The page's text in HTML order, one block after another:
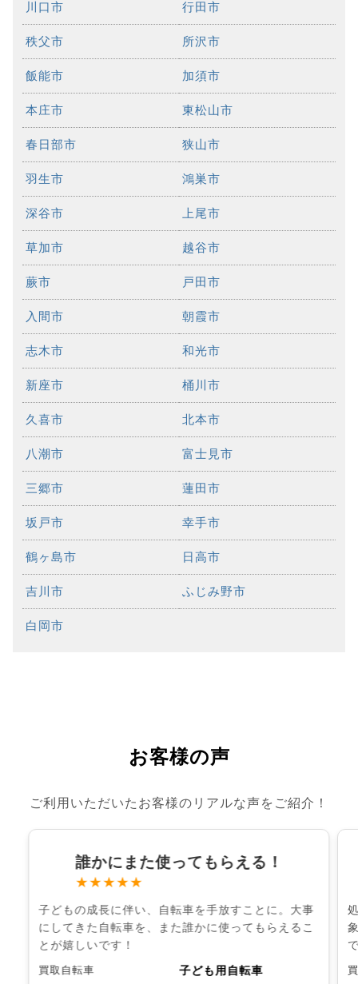
川口市 行田市
秩父市 所沢市
飯能市 加須市
本庄市 東松山市
春日部市 狭山市
羽生市 鴻巣市
深谷市 上尾市
草加市 越谷市
蕨市 戸田市
入間市 朝霞市
志木市 和光市
新座市 桶川市
久喜市 北本市
八潮市 富士見市
三郷市 蓮田市
坂戸市 幸手市
鶴ヶ島市 日高市
吉川市 ふじみ野市
白岡市
お客様の声
ご利用いただいたお客様のリアルな声をご紹介！
誰かにまた使ってもらえる！
★★★★★
子どもの成長に伴い、自転車を手放すことに。大事
にしてきた自転車を、また誰かに使ってもらえるこ
とが嬉しいです！
買取自転車 子ども用自転車